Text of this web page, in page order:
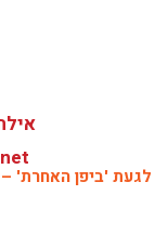
לגעת 'ביפן האחרת' –